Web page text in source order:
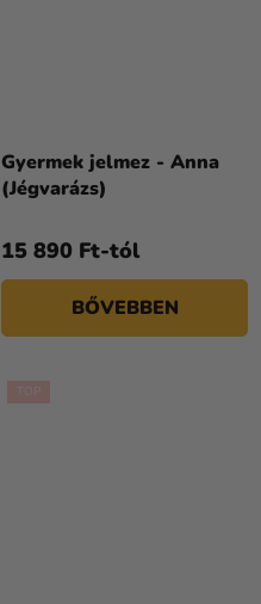
Gyermek jelmez - Anna
(Jégvarázs)
termék
ből
4,5
csillag.
15 890 Ft-tól
BŐVEBBEN